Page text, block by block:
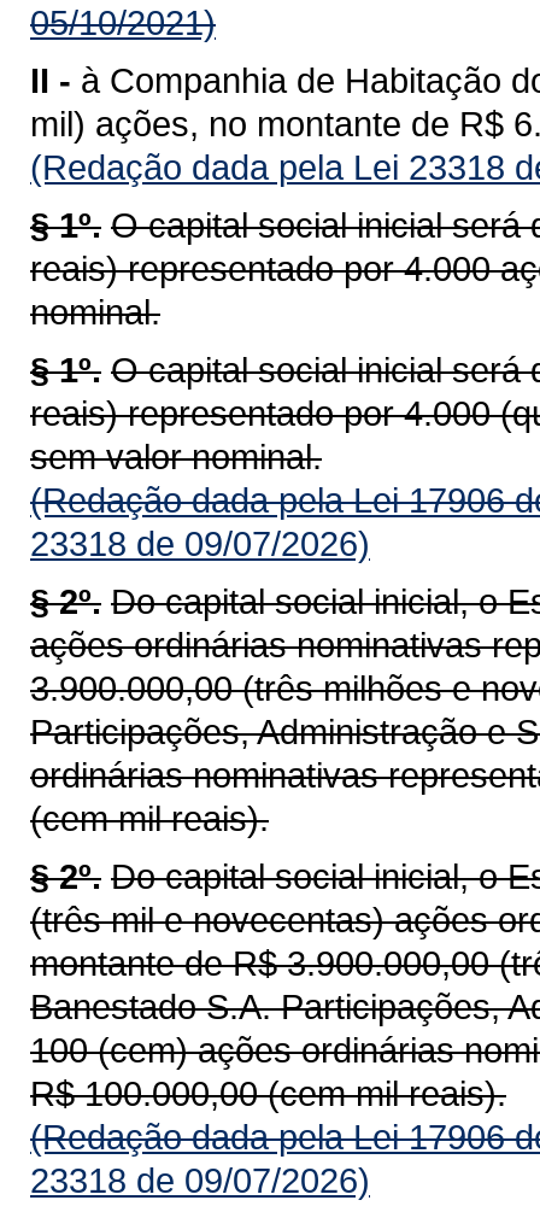
05/10/2021)
II - à Companhia de Habitação
mil) ações, no montante de R$
(Redação dada pela Lei 23318
§ 1º. O capital social inicial será
reais) representado por 4.000
nominal.
§ 1º. O capital social inicial será
reais) representado por 4.000
sem valor nominal.
(Redação dada pela Lei 17906
23318 de 09/07/2026)
§ 2º. Do capital social inicial, o
ações ordinárias nominativas
3.900.000,00 (três milhões e
Participações, Administração e
ordinárias nominativas
(cem mil reais).
§ 2º. Do capital social inicial, o
(três mil e novecentas) ações
montante de R$ 3.900.000,00
Banestado S.A. Participações,
100 (cem) ações ordinárias
R$ 100.000,00 (cem mil reais).
(Redação dada pela Lei 17906
23318 de 09/07/2026)